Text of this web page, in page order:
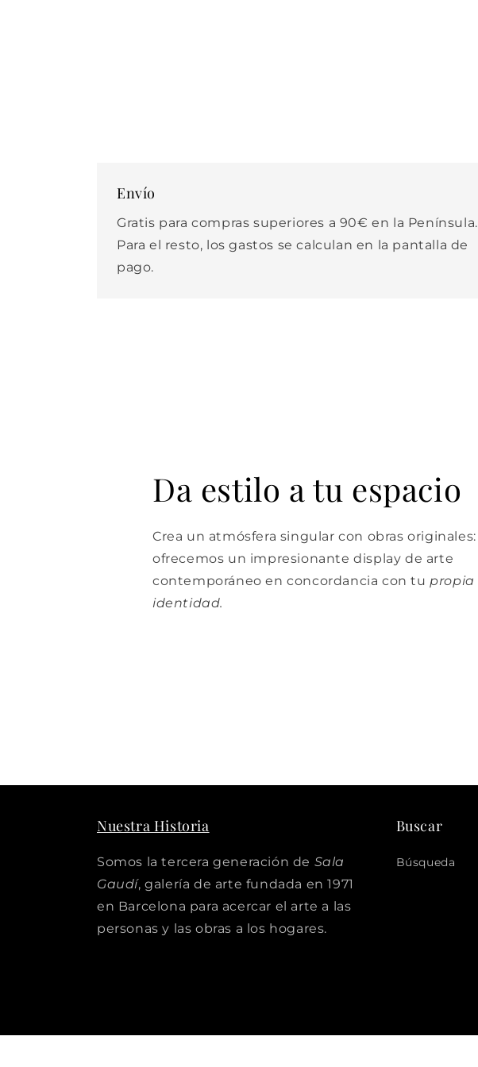
Envío
Gratis para compras superiores a 90€ en la Península.
Para el resto, los gastos se calculan en la pantalla de
pago.
Da estilo a tu espacio
Crea un atmósfera singular con obras originales:
ofrecemos un impresionante display de arte
contemporáneo en concordancia con tu propia
identidad.
Nuestra Historia
Somos la tercera generación de Sala
Gaudí, galería de arte fundada en 1971
en Barcelona para acercar el arte a las
personas y las obras a los hogares.
Buscar
Búsqueda